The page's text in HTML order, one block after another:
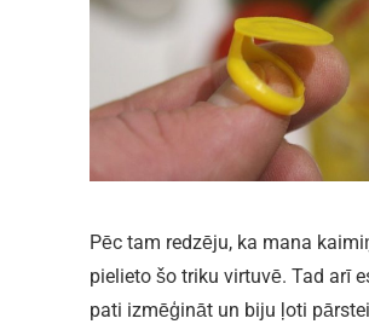
Pēc tam redzēju, ka mana
pielieto šo triku virtuvē. Tad arī
pati izmēģināt un biju ļoti